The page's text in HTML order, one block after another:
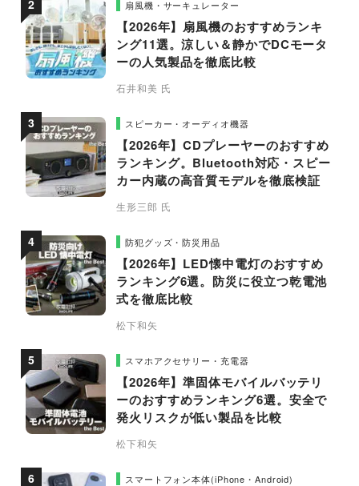
扇風機・サーキュレーター
【2026年】扇風機のおすすめランキ
ング11選。涼しい＆静かでDCモータ
ーの人気製品を徹底比較
石井和美 氏
スピーカー・オーディオ機器
【2026年】CDプレーヤーのおすすめ
ランキング。Bluetooth対応・スピー
カー内蔵の高音質モデルを徹底検証
生形三郎 氏
防犯グッズ・防災用品
【2026年】LED懐中電灯のおすすめ
ランキング6選。防災に役立つ乾電池
式を徹底比較
松下和矢
スマホアクセサリー・充電器
【2026年】準固体モバイルバッテリ
ーのおすすめランキング6選。安全で
発火リスクが低い製品を比較
松下和矢
スマートフォン本体(iPhone・Android)